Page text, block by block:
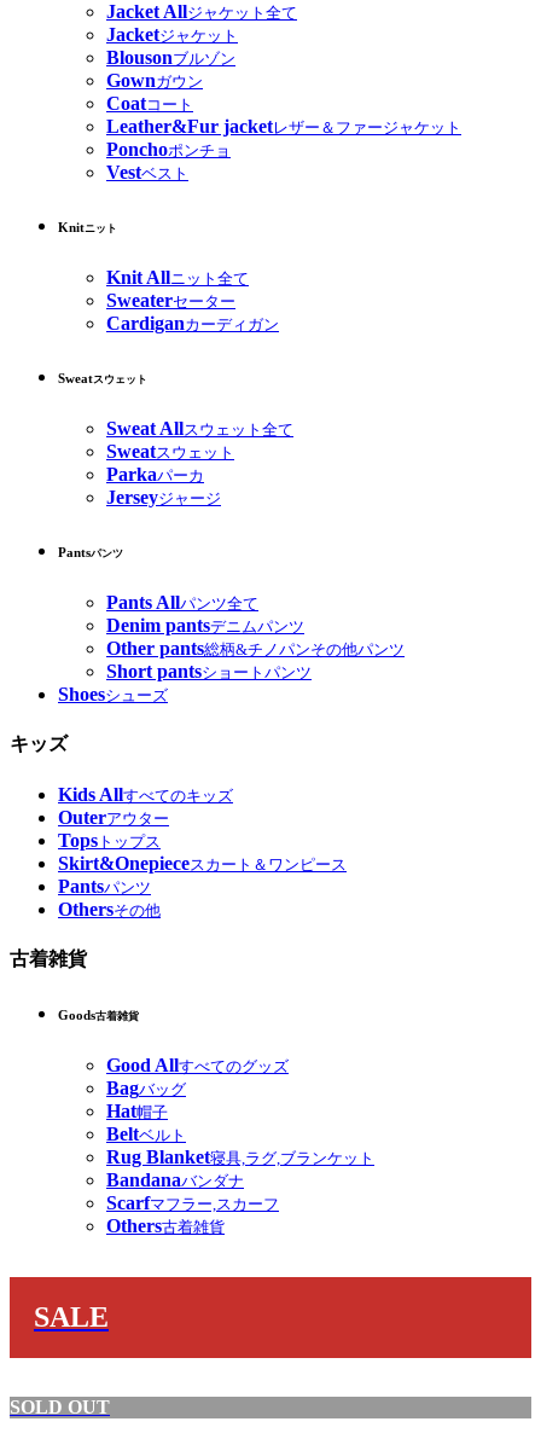
Jacket Allジャケット全て
Jacketジャケット
Blousonブルゾン
Gownガウン
Coatコート
Leather&Fur jacketレザー＆ファージャケット
Ponchoポンチョ
Vestベスト
Knitニット
Knit Allニット全て
Sweaterセーター
Cardiganカーディガン
Sweatスウェット
Sweat Allスウェット全て
Sweatスウェット
Parkaパーカ
Jerseyジャージ
Pantsパンツ
Pants Allパンツ全て
Denim pantsデニムパンツ
Other pants総柄&チノパンその他パンツ
Short pantsショートパンツ
Shoesシューズ
キッズ
Kids Allすべてのキッズ
Outerアウター
Tops トップス
Skirt&Onepieceスカート＆ワンピース
Pantsパンツ
Othersその他
古着雑貨
Goods古着雑貨
Good Allすべてのグッズ
Bagバッグ
Hat帽子
Beltベルト
Rug Blanket寝具,ラグ,ブランケット
Bandanaバンダナ
Scarfマフラー,スカーフ
Others古着雑貨
SALE
SOLD OUT